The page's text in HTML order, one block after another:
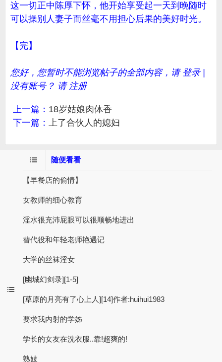
这一切正中陈厚下怀，他开始享受起一天到晚随时
可以操别人妻子而丝毫不用担心后果的美好时光。
【完】
您好，您暂时不能浏览帖子的全部内容，请 登录 |
没有账号？ 请 注册
上一篇： 18岁姑娘肉体香
下一篇： 上了合伙人的媳妇
随便看看
【早餐店的偷情】
女教师的细心教育
淫水很充沛屁眼可以很顺畅地进出
替代役和年轻老师艳遇记
大学的丝袜淫女
[幽城幻剑录][1-5]
[草原的月亮有了心上人][14]作者:huihui1983
要求我内射的学姊
学长的女友在洗衣服..靠!超爽的!
熟妓